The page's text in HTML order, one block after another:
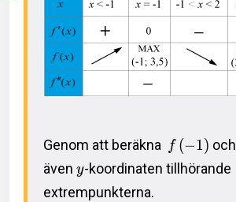
Genom att beräkna f (−1) och
även y-koordinaten tillhörande
extrempunkterna.